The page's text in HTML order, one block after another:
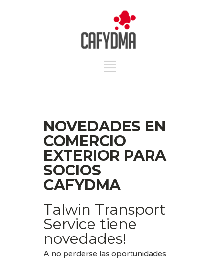
NOVEDADES EN
COMERCIO
EXTERIOR PARA
SOCIOS
CAFYDMA
Talwin Transport
Service tiene
novedades!
A no perderse las oportunidades